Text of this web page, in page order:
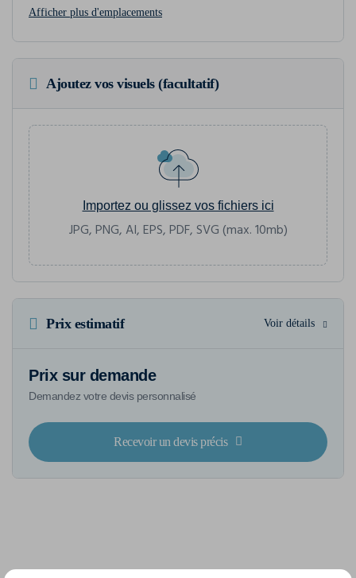
Afficher plus d'emplacements
Ajoutez vos visuels (facultatif)
Importez ou glissez vos fichiers ici
JPG, PNG, AI, EPS, PDF, SVG (max. 10mb)
Prix estimatif Voir détails
Prix sur demande
Demandez votre devis personnalisé
Recevoir un devis précis